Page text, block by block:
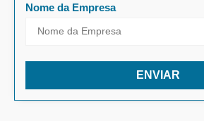
Nome da Empresa
ENVIAR